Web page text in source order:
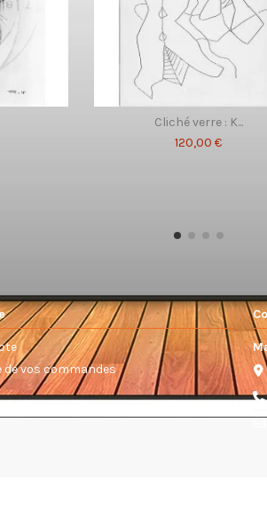
Cliché verre : K...
120,00 €
de vos commandes